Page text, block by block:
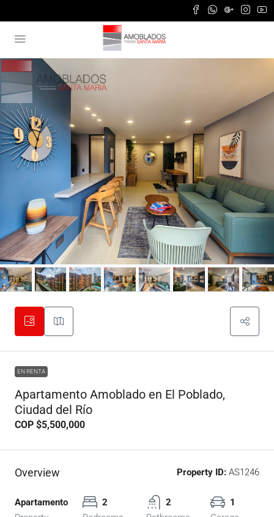
EN RENTA
Apartamento Amoblado en El Poblado,
Ciudad del Río
COP $5,500,000
Overview Property ID: AS1246
Apartamento
2
2
1